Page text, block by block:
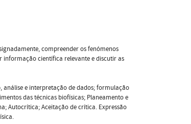
compreender os fenómenos
informação científica relevante e discutir as
análise e interpretação de dados; formulação
das técnicas biofísicas; Planeamento e
Autocrítica; Aceitação de crítica. Expressão